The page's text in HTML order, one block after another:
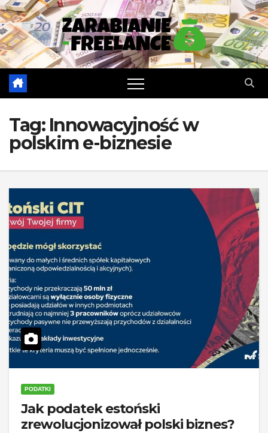
Skip
to
content
Tag: Innowacyjność w
polskim e-biznesie
PODATKI
Jak podatek estoński
zrewolucjonizował polski biznes?